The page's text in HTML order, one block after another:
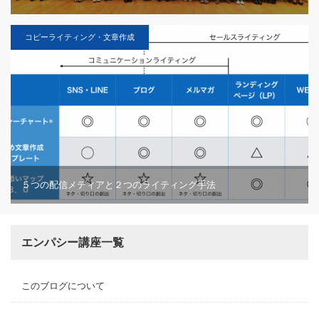
コピーライティング・文章作成
５つの配信メディアと２つのライティング手法
エンパシー講座一覧
このブログについて